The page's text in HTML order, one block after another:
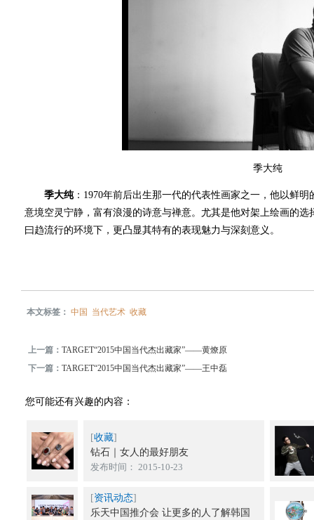
季大纯
季大纯 ：1970年前后出生那一代的代表性画家之一，他以鲜
意境空灵宁静，富有浪漫的诗意与禅意。尤其是他对架上绘画的
曰趋流行的环境下，更凸显其特有的表现魅力与深刻意义。
本文标签：中国 当代艺术 收藏
上一篇：TARGET“2015中国当代杰出藏家”——黄燎原
下一篇：TARGET“2015中国当代杰出藏家”——王中磊
您可能还有兴趣的内容：
[收藏]
钻石｜女人的最好朋友
发布时间： 2015-10-23
[资讯动态]
乐天中国推介会 让更多的人了解韩国